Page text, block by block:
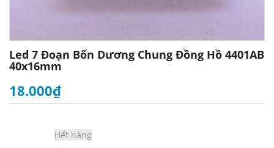
Led 7 Đoạn Bốn Dương Chung Đồng Hồ 4401AB
40x16mm
18.000₫
Hết hàng